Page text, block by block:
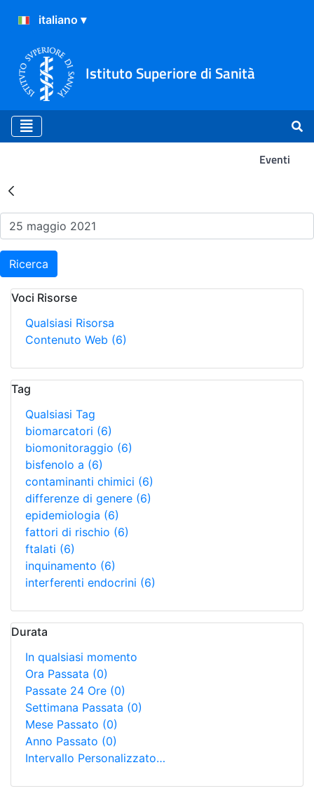
Istituto Superiore di Sanità
Eventi
Risultati della Ricerca -
Ricerca
Voci Risorse
Qualsiasi Risorsa
Contenuto Web (6)
Tag
Qualsiasi Tag
biomarcatori (6)
biomonitoraggio (6)
bisfenolo a (6)
contaminanti chimici (6)
differenze di genere (6)
epidemiologia (6)
fattori di rischio (6)
ftalati (6)
inquinamento (6)
interferenti endocrini (6)
Durata
In qualsiasi momento
Ora Passata (0)
Passate 24 Ore (0)
Settimana Passata (0)
Mese Passato (0)
Anno Passato (0)
Intervallo Personalizzato…